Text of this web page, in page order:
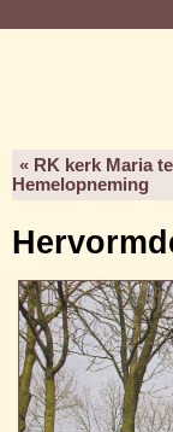
« RK kerk Maria
Hemelopneming